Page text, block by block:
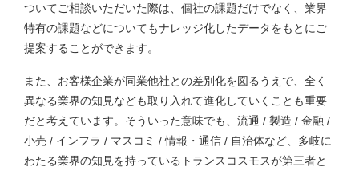
ついてご相談いただいた際は、個社の課題だけでなく、業界
特有の課題などについてもナレッジ化したデータをもとにご
提案することができます。
また、お客様企業が同業他社との差別化を図るうえで、全く
異なる業界の知見なども取り入れて進化していくことも重要
だと考えています。そういった意味でも、流通 / 製造 / 金融 /
小売 / インフラ / マスコミ / 情報・通信 / 自治体など、多岐に
わたる業界の知見を持っているトランスコスモスが第三者と